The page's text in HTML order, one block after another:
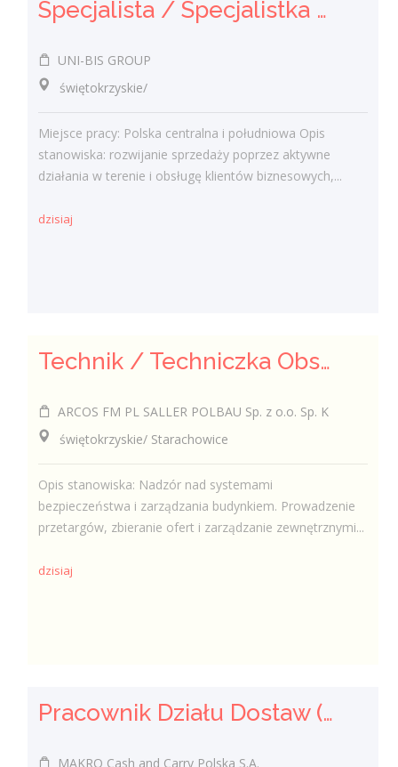
Specjalista / Specjalistka ds. sprzedaży rozwiązań technicznych
UNI-BIS GROUP
świętokrzyskie/
Miejsce pracy: Polska centralna i południowa Opis
stanowiska: rozwijanie sprzedaży poprzez aktywne
działania w terenie i obsługę klientów biznesowych,...
dzisiaj
Technik / Techniczka Obsługi Budynku
ARCOS FM PL SALLER POLBAU Sp. z o.o. Sp. K
świętokrzyskie/ Starachowice
Opis stanowiska: Nadzór nad systemami
bezpieczeństwa i zarządzania budynkiem. Prowadzenie
przetargów, zbieranie ofert i zarządzanie zewnętrznymi...
dzisiaj
Pracownik Działu Dostaw (K/M)
MAKRO Cash and Carry Polska S.A.